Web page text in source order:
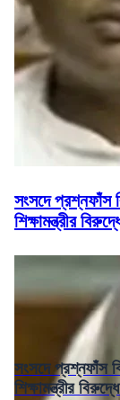
সংসদে প্রশ্নফাঁস
শিক্ষামন্ত্রীর
সংসদে প্রশ্নফাঁস
শিক্ষামন্ত্রীর